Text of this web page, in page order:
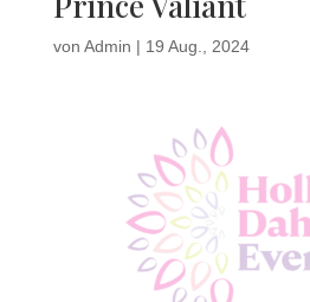
von Admin | 19 Aug., 2024